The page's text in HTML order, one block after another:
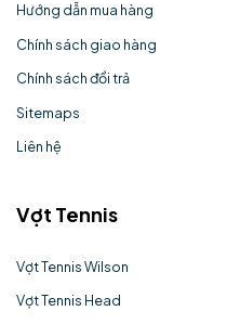
Hướng dẫn mua hàng
Chính sách giao hàng
Chính sách đổi trả
Sitemaps
Liên hệ
Vợt Tennis
Vợt Tennis Wilson
Vợt Tennis Head